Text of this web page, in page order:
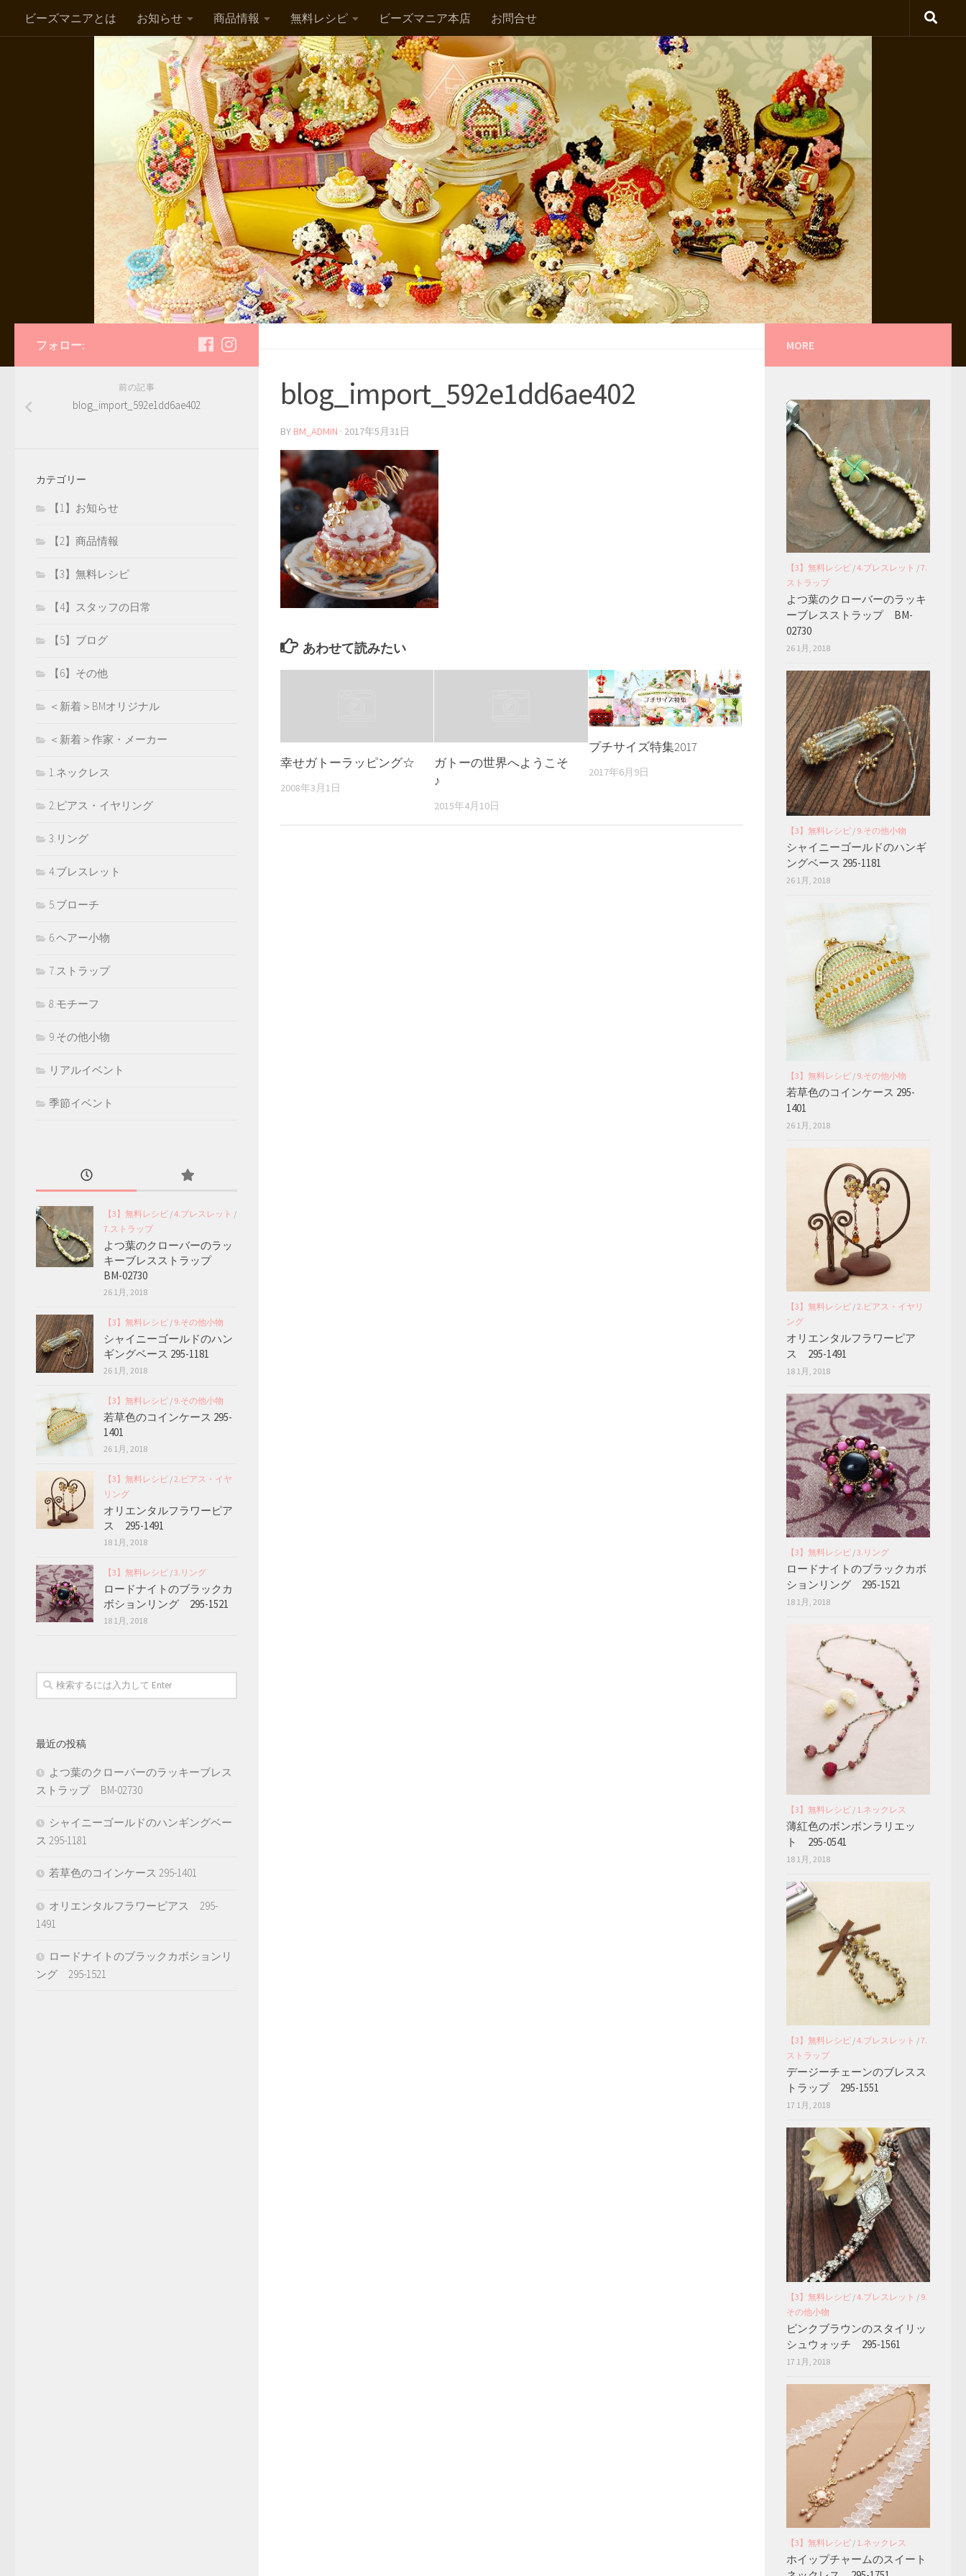
ビーズマニアとは お知らせ 商品情報 無料レシピ ビーズマニア本店 お問合せ
blog_import_592e1dd6ae402
BY BM_ADMIN · 2017年5月31日
あわせて読みたい
幸せガトーラッピング☆
2008年3月1日
ガトーの世界へようこそ
♪
2015年4月10日
プチサイズ特集2017
2017年6月9日
フォロー:
前の記事
blog_import_592e1dd6ae402
カテゴリー
【1】お知らせ
【2】商品情報
【3】無料レシピ
【4】スタッフの日常
【5】ブログ
【6】その他
＜新着＞BMオリジナル
＜新着＞作家・メーカー
1.ネックレス
2.ピアス・イヤリング
3.リング
4.ブレスレット
5.ブローチ
6.ヘアー小物
7.ストラップ
8.モチーフ
9.その他小物
リアルイベント
季節イベント
【3】無料レシピ /4.ブレスレット /
7.ストラップ
よつ葉のクローバーのラッ
キーブレスストラップ
BM-02730
26 1月, 2018
【3】無料レシピ / 9.その他小物
シャイニーゴールドのハン
ギングベース 295-1181
26 1月, 2018
【3】無料レシピ / 9.その他小物
若草色のコインケース 295-
1401
26 1月, 2018
【3】無料レシピ /2.ピアス・イヤ
リング
オリエンタルフラワーピア
ス 295-1491
18 1月, 2018
【3】無料レシピ /3.リング
ロードナイトのブラックカ
ボションリング 295-1521
18 1月, 2018
最近の投稿
よつ葉のクローバーのラッキーブレス
ストラップ BM-02730
シャイニーゴールドのハンギングベー
ス 295-1181
若草色のコインケース 295-1401
オリエンタルフラワーピアス 295-
1491
ロードナイトのブラックカボションリ
ング 295-1521
MORE
【3】無料レシピ /4.ブレスレット /7.
ストラップ
よつ葉のクローバーのラッキ
ーブレスストラップ BM-
02730
26 1月, 2018
【3】無料レシピ / 9.その他小物
シャイニーゴールドのハンギ
ングベース 295-1181
26 1月, 2018
【3】無料レシピ / 9.その他小物
若草色のコインケース 295-
1401
26 1月, 2018
【3】無料レシピ /2.ピアス・イヤリ
ング
オリエンタルフラワーピア
ス 295-1491
18 1月, 2018
【3】無料レシピ /3.リング
ロードナイトのブラックカボ
ションリング 295-1521
18 1月, 2018
【3】無料レシピ / 1.ネックレス
薄紅色のボンボンラリエッ
ト 295-0541
18 1月, 2018
【3】無料レシピ /4.ブレスレット /7.
ストラップ
デージーチェーンのブレスス
トラップ 295-1551
17 1月, 2018
【3】無料レシピ /4.ブレスレット / 9.
その他小物
ピンクブラウンのスタイリッ
シュウォッチ 295-1561
17 1月, 2018
【3】無料レシピ / 1.ネックレス
ホイップチャームのスイート